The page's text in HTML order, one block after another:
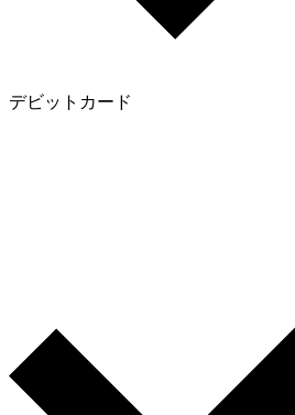
デビットカード